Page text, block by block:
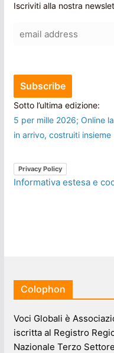
Iscriviti alla nostra
Sotto l’ultima edizione:
5 per mille 2026; Online
in arrivo, costruiti insieme
Privacy Policy
Informativa estesa e
Colophon
Voci Globali è
iscritta al Registro
Nazionale Terzo